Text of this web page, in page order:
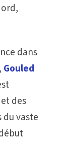
dans
Gouled
des
du vaste